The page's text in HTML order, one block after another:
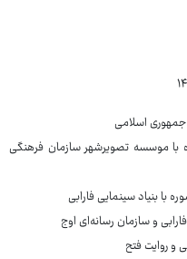
موسسه تصویرشهر سازمان فرهنگی